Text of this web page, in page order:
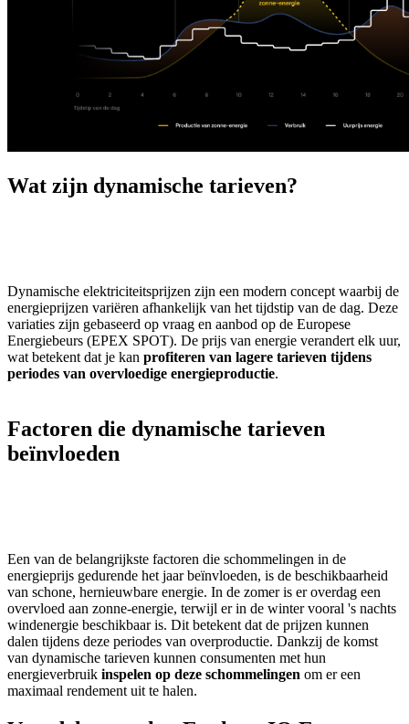
Wat zijn dynamische tarieven?
Dynamische elektriciteitsprijzen zijn een modern concept waarbij de
energieprijzen variëren afhankelijk van het tijdstip van de dag. Deze
variaties zijn gebaseerd op vraag en aanbod op de Europese
Energiebeurs (EPEX SPOT). De prijs van energie verandert elk uur,
wat betekent dat je kan profiteren van lagere tarieven tijdens
periodes van overvloedige energieproductie.
Factoren die dynamische tarieven
beïnvloeden
Een van de belangrijkste factoren die schommelingen in de
energieprijs gedurende het jaar beïnvloeden, is de beschikbaarheid
van schone, hernieuwbare energie. In de zomer is er overdag een
overvloed aan zonne-energie, terwijl er in de winter vooral 's nachts
windenergie beschikbaar is. Dit betekent dat de prijzen kunnen
dalen tijdens deze periodes van overproductie. Dankzij de komst
van dynamische tarieven kunnen consumenten met hun
energieverbruik inspelen op deze schommelingen om er een
maximaal rendement uit te halen.